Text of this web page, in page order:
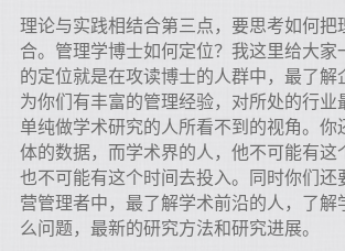
理论与实践相结合第三点，要思考如何把
合。管理学博士如何定位？我这里给大家
的定位就是在攻读博士的人群中，最了解
为你们有丰富的管理经验，对所处的行业
单纯做学术研究的人所看不到的视角。你
体的数据，而学术界的人，他不可能有这
也不可能有这个时间去投入。同时你们还
营管理者中，最了解学术前沿的人，了解
么问题，最新的研究方法和研究进展。